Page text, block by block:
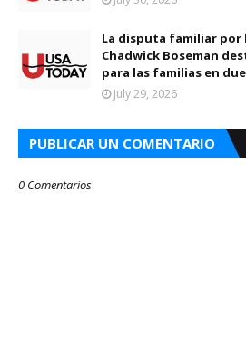
La disputa familiar por
Chadwick Boseman
para las familias en
July 29, 2026
PUBLICAR UN COMENTARIO
0 Comentarios